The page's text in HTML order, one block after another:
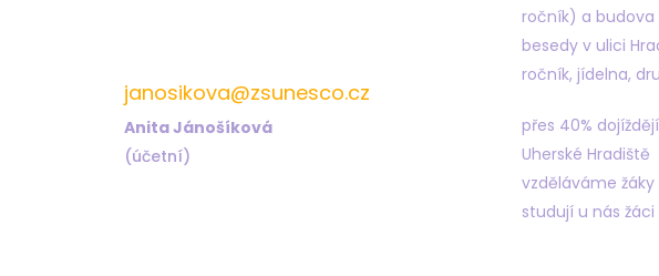
janosikova@zsunesco.cz
Anita Jánošíková
(účetní)
ročník) a budova
besedy v ulici
ročník, jídelna,
přes 40%
Uherské Hradiště
vzděláváme
studují u nás žáci